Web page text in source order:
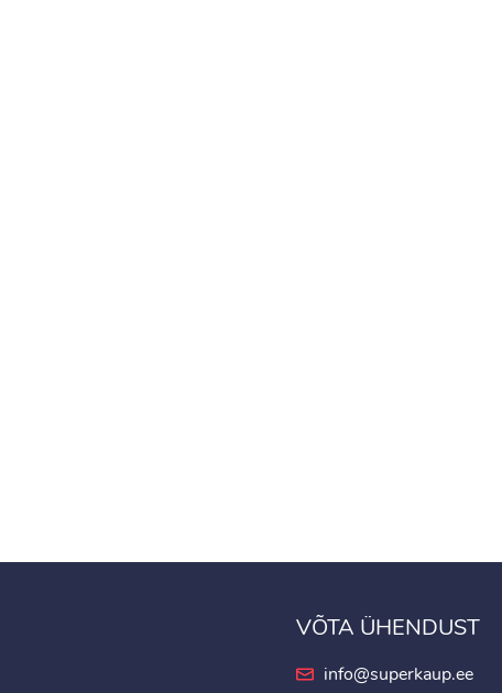
VÕTA ÜHENDUST
info@superkaup.ee